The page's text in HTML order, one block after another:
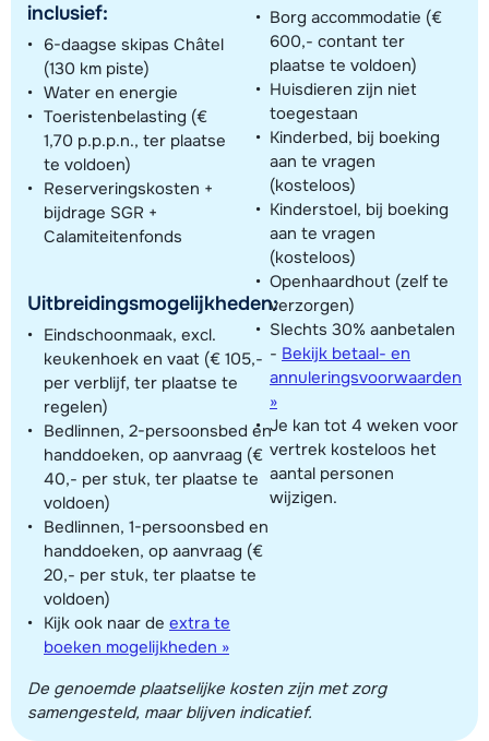
inclusief:
6-daagse skipas Châtel
(130 km piste)
Water en energie
Toeristenbelasting (€
1,70 p.p.p.n., ter plaatse
te voldoen)
Reserveringskosten +
bijdrage SGR +
Calamiteitenfonds
Uitbreidingsmogelijkheden:
Eindschoonmaak, excl.
keukenhoek en vaat (€ 105,-
per verblijf, ter plaatse te
regelen)
Bedlinnen, 2-persoonsbed en
handdoeken, op aanvraag (€
40,- per stuk, ter plaatse te
voldoen)
Bedlinnen, 1-persoonsbed en
handdoeken, op aanvraag (€
20,- per stuk, ter plaatse te
voldoen)
Kijk ook naar de extra te
boeken mogelijkheden »
Borg accommodatie (€
600,- contant ter
plaatse te voldoen)
Huisdieren zijn niet
toegestaan
Kinderbed, bij boeking
aan te vragen
(kosteloos)
Kinderstoel, bij boeking
aan te vragen
(kosteloos)
Openhaardhout (zelf te
verzorgen)
Slechts 30% aanbetalen
- Bekijk betaal- en
annuleringsvoorwaarden
»
Je kan tot 4 weken voor
vertrek kosteloos het
aantal personen
wijzigen.
De genoemde plaatselijke kosten zijn met zorg
samengesteld, maar blijven indicatief.